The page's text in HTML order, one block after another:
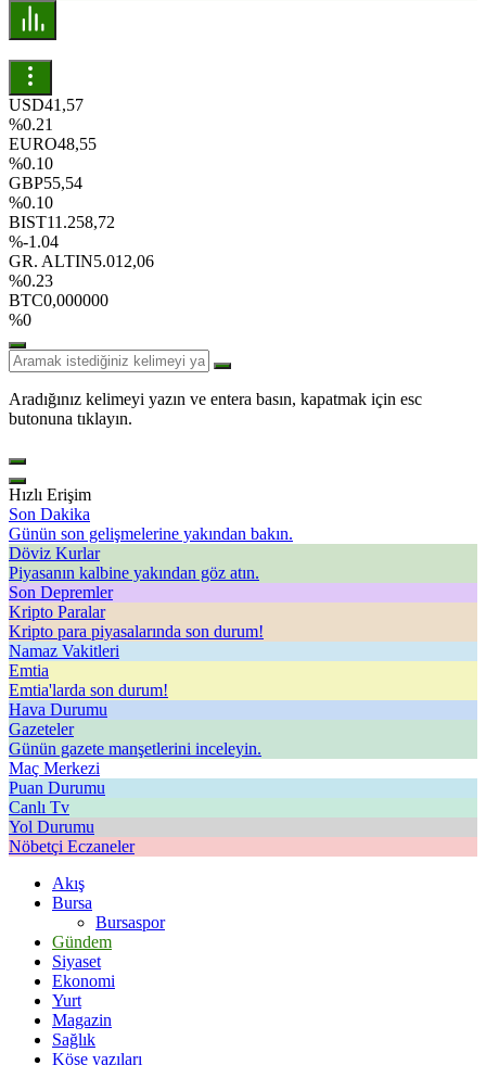
USD41,57
%0.21
EURO48,55
%0.10
GBP55,54
%0.10
BIST11.258,72
%-1.04
GR. ALTIN5.012,06
%0.23
BTC0,000000
%0
Aradığınız kelimeyi yazın ve entera basın, kapatmak için esc
butonuna tıklayın.
Hızlı Erişim
Son Dakika
Günün son gelişmelerine yakından bakın.
Döviz Kurlar
Piyasanın kalbine yakından göz atın.
Son Depremler
Kripto Paralar
Kripto para piyasalarında son durum!
Namaz Vakitleri
Emtia
Emtia'larda son durum!
Hava Durumu
Gazeteler
Günün gazete manşetlerini inceleyin.
Maç Merkezi
Puan Durumu
Canlı Tv
Yol Durumu
Nöbetçi Eczaneler
Akış
Bursa
Bursaspor
Gündem
Siyaset
Ekonomi
Yurt
Magazin
Sağlık
Köşe yazıları